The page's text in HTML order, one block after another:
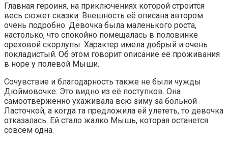
Главная героиня, на приключениях которой строится
весь сюжет сказки. Внешность её описана автором
очень подробно. Девочка была маленького роста,
настолько, что спокойно помещалась в половинке
ореховой скорлупы. Характер имела добрый и очень
покладистый. Об этом говорит описание её проживания
в норе у полевой Мыши.
Сочувствие и благодарность также не были чужды
Дюймовочке. Это видно из её поступков. Она
самоотверженно ухаживала всю зиму за больной
Ласточкой, а когда та предложила ей улететь, то девочка
отказалась. Ей стало жалко Мышь, которая останется
совсем одна.